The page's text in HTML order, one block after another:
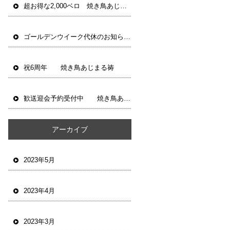
超お得な2,000ベロ 焼き鳥あじまる祷
ゴールデンウイーク代休のお知らせ 焼き鳥あじまる祷
祝6周年 焼き鳥あじまる祷
歓送迎会予約受付中 焼き鳥あじまる祷
アーカイブ
2023年5月
2023年4月
2023年3月